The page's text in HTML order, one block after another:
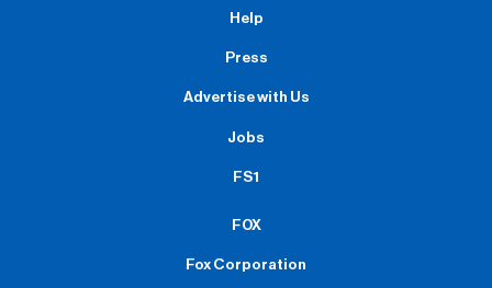
Help
Press
Advertise with Us
Jobs
FS1
FOX
Fox Corporation